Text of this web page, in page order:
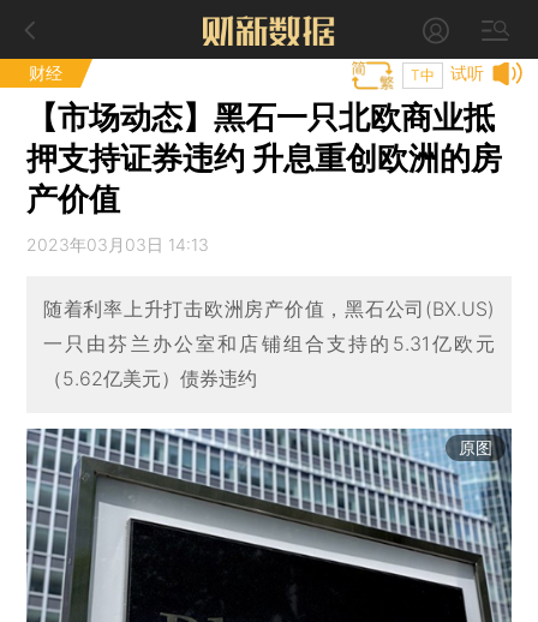
财经 试听
T中
【市场动态】黑石一只北欧商业抵
押支持证券违约 升息重创欧洲的房
产价值
2023年03月03日 14:13
随着利率上升打击欧洲房产价值，黑石公司(BX.US)
一只由芬兰办公室和店铺组合支持的5.31亿欧元
（5.62亿美元）债券违约
原图